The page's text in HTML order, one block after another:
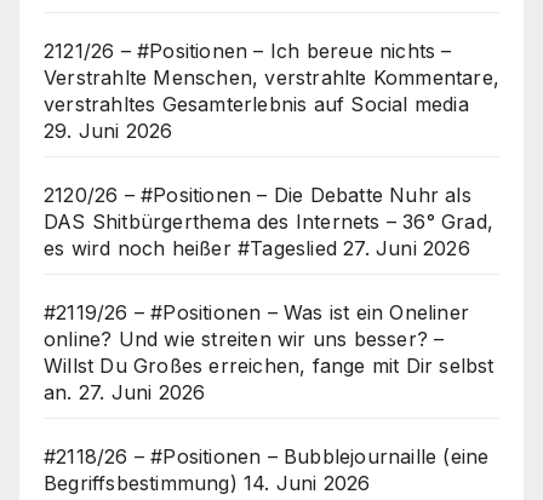
2121/26 – #Positionen – Ich bereue nichts –
Verstrahlte Menschen, verstrahlte Kommentare,
verstrahltes Gesamterlebnis auf Social media
29. Juni 2026
2120/26 – #Positionen – Die Debatte Nuhr als
DAS Shitbürgerthema des Internets – 36° Grad,
es wird noch heißer #Tageslied 27. Juni 2026
#2119/26 – #Positionen – Was ist ein Oneliner
online? Und wie streiten wir uns besser? –
Willst Du Großes erreichen, fange mit Dir selbst
an. 27. Juni 2026
#2118/26 – #Positionen – Bubblejournaille (eine
Begriffsbestimmung) 14. Juni 2026